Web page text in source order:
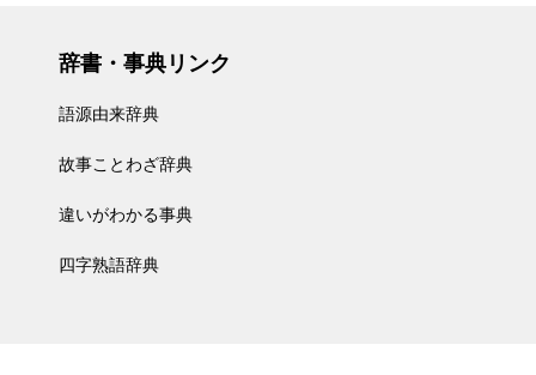
辞書・事典リンク
語源由来辞典
故事ことわざ辞典
違いがわかる事典
四字熟語辞典